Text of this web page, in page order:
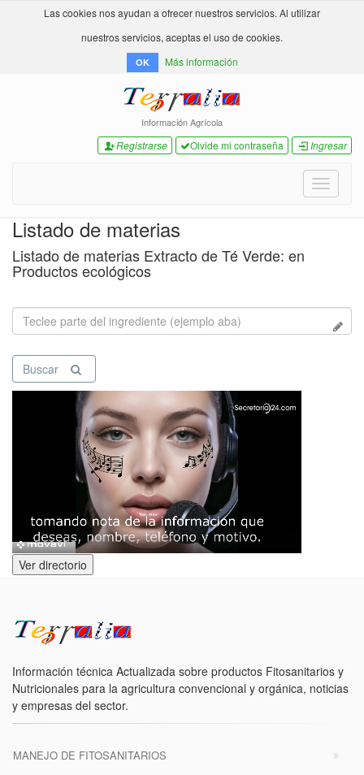
Las cookies nos ayudan a ofrecer nuestros servicios. Al utilizar
nuestros servicios, aceptas el uso de cookies.
OK Más información
Información Agrícola
Registrarse Olvide mi contraseña Ingresar
Toggle
Listado de materias
Listado de materias Extracto de Té Verde: en
Productos ecológicos
Buscar
Ver directorio
Información técnica Actualizada sobre productos Fitosanitarios y
Nutricionales para la agricultura convencional y orgánica, noticias
y empresas del sector.
MANEJO DE FITOSANITARIOS